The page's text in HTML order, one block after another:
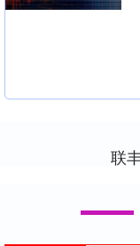
联